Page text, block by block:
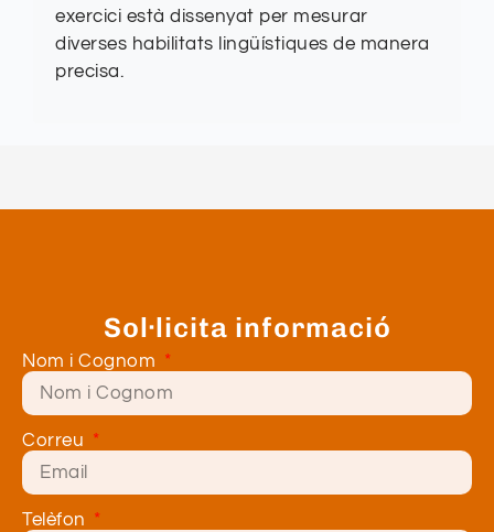
exercici està dissenyat per mesurar
diverses habilitats lingüístiques de manera
precisa.
Sol·licita informació
Nom i Cognom
Correu
Telèfon